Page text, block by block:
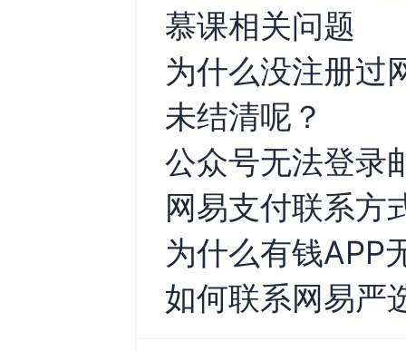
慕课相关问题
为什么没注册过
未结清呢？
公众号无法登录
网易支付联系方
为什么有钱APP
如何联系网易严